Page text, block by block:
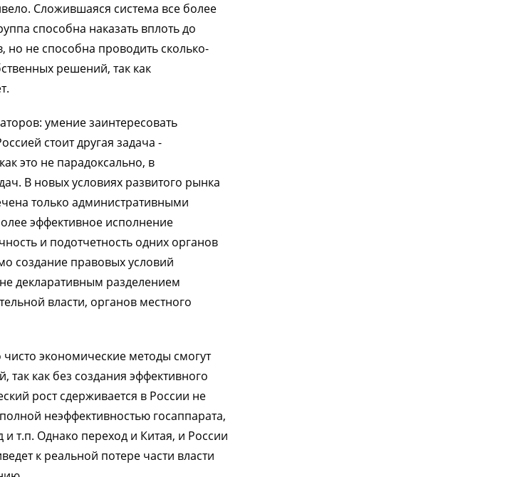
Сложившаяся система все более
способна наказать вплоть до
не способна проводить сколько-
решений, так как
умение заинтересовать
стоит другая задача -
это не парадоксально, в
В новых условиях развитого рынка
только административными
эффективное исполнение
и подотчетность одних органов
создание правовых условий
декларативным разделением
власти, органов местного
экономические методы смогут
как без создания эффективного
рост сдерживается в России не
неэффективностью госаппарата,
т.п. Однако переход и Китая, и России
к реальной потере части власти